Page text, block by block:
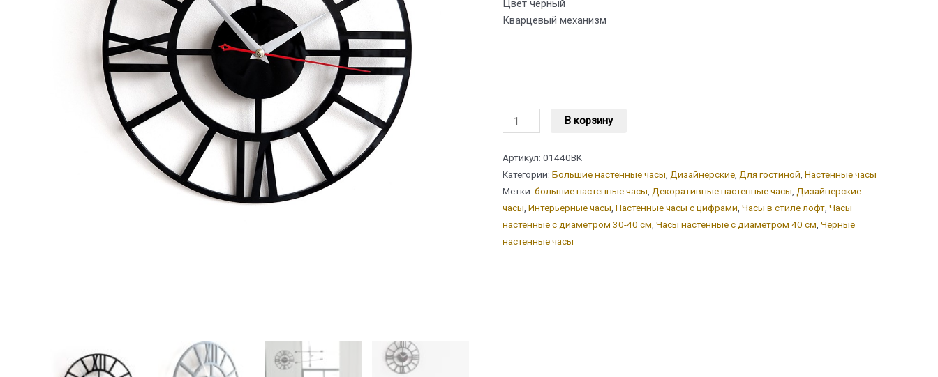
Цвет черный
Кварцевый механизм
Количество
товара
Настенные
В корзину
Артикул: 01440BK
Категории: Большие настенные часы Дизайнерские Для гостиной Настенные часы
Метки: большие настенные часы Декоративные настенные часы Дизайнерские
часы Интерьерные часы Настенные часы с цифрами Часы в стиле лофт Часы
настенные с диаметром 30-40 см Часы настенные с диаметром 40 см Чёрные
настенные часы